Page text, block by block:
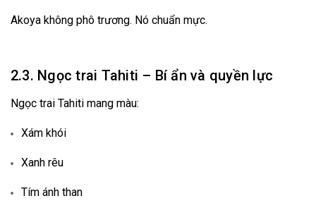
Akoya không phô trương. Nó chuẩn mực.
2.3. Ngọc trai Tahiti – Bí ẩn và quyền lực
Ngọc trai Tahiti mang màu:
Xám khói
Xanh rêu
Tím ánh than